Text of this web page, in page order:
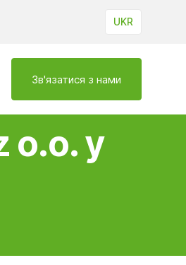
UKR
Зв'язатися з нами
o.o. у